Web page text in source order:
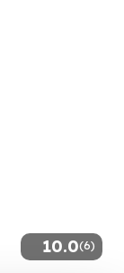
10.0(6)